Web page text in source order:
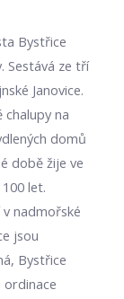
Bystřice
Sestává ze tří
Janovice.
chalupy na
domů
době žije ve
let.
v nadmořské
jsou
Bystřice